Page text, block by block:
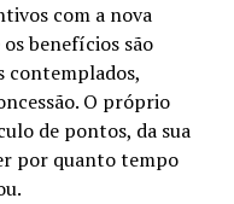
com a nova
benefícios são
contemplados,
O próprio
de pontos, da sua
por quanto tempo